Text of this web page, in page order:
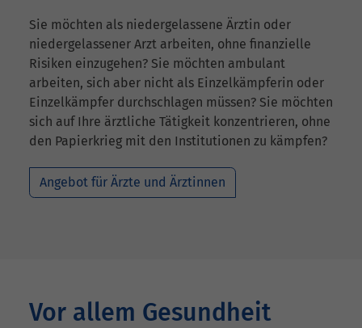
Sie möchten als niedergelassene Ärztin oder
niedergelassener Arzt arbeiten, ohne finanzielle
Risiken einzugehen? Sie möchten ambulant
arbeiten, sich aber nicht als Einzelkämpferin oder
Einzelkämpfer durchschlagen müssen? Sie möchten
sich auf Ihre ärztliche Tätigkeit konzentrieren, ohne
den Papierkrieg mit den Institutionen zu kämpfen?
Angebot für Ärzte und Ärztinnen
Vor allem Gesundheit